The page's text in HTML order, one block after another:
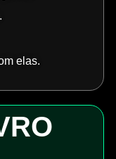
elas.